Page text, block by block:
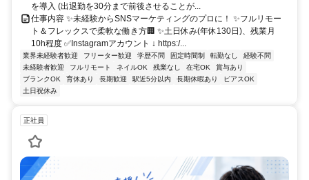
を導入 (出退勤を30分まで前後させることが...
仕事内容 ✨未経験からSNSマーケティングのプロに！ ✨フルリモー
ト＆フレックスで柔軟な働き方🏢 ✨土日休み(年休130日)、残業月
10h程度 ✅Instagramアカウント ↓ https:/...
業界未経験者歓迎 フリーター歓迎 学歴不問 固定時間制 転勤なし
経験不問
未経験者歓迎
フルリモート ネイルOK 残業なし 在宅OK
賞与あり
ブランクOK
育休あり 長期歓迎 駅近5分以内 長期休暇あり
ピアスOK
土日祝休み
正社員